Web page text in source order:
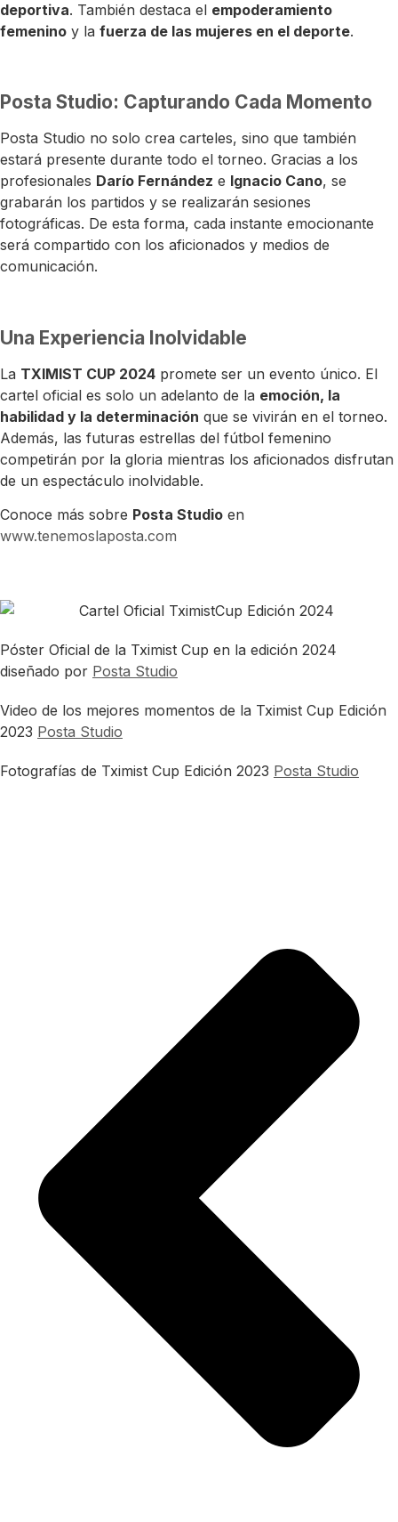
deportiva. También destaca el empoderamiento
femenino y la fuerza de las mujeres en el deporte.
Posta Studio: Capturando Cada Momento
Posta Studio no solo crea carteles, sino que también
estará presente durante todo el torneo. Gracias a los
profesionales Darío Fernández e Ignacio Cano, se
grabarán los partidos y se realizarán sesiones
fotográficas. De esta forma, cada instante emocionante
será compartido con los aficionados y medios de
comunicación.
Una Experiencia Inolvidable
La TXIMIST CUP 2024 promete ser un evento único. El
cartel oficial es solo un adelanto de la emoción, la
habilidad y la determinación que se vivirán en el torneo.
Además, las futuras estrellas del fútbol femenino
competirán por la gloria mientras los aficionados disfrutan
de un espectáculo inolvidable.
Conoce más sobre Posta Studio en
www.tenemoslaposta.com
Póster Oficial de la Tximist Cup en la edición 2024
diseñado por Posta Studio
Video de los mejores momentos de la Tximist Cup Edición
2023 Posta Studio
Fotografías de Tximist Cup Edición 2023 Posta Studio